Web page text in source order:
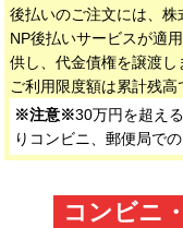
後払いのご注文には、
NP後払いサービスが適
供し、代金債権を譲渡し
ご利用限度額は累計残高
※注意※30万円を超え
りコンビニ、郵便局で
コンビニ